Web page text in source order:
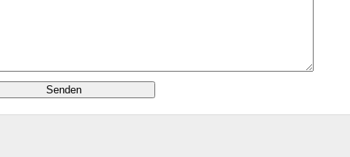
Senden